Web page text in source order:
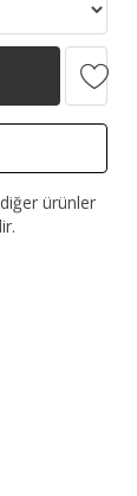
ürünler